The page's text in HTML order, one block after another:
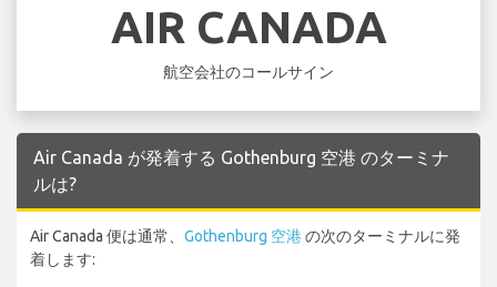
AIR CANADA
航空会社のコールサイン
Air Canada が発着する Gothenburg 空港 のターミナ
ルは?
Air Canada 便は通常、 Gothenburg 空港の次のターミナルに発
着します: